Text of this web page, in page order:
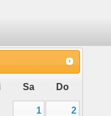
Sa Do
1
2